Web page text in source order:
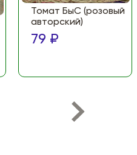
Томат БыС (розовый
авторский)
79 ₽